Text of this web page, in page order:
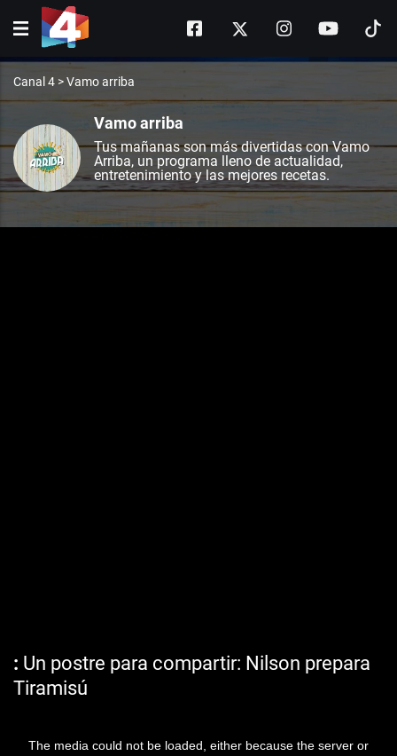
Canal 4 >Vamo arriba
Vamo arriba
Tus mañanas son más divertidas con Vamo
Arriba, un programa lleno de actualidad,
entretenimiento y las mejores recetas.
Un postre para compartir: Nilson prepara
Tiramisú
The media could not be loaded, either because the server or